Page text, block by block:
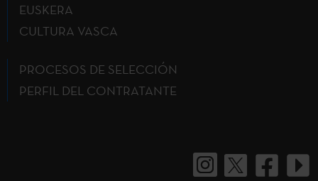
EUSKERA
CULTURA VASCA
PROCESOS DE SELECCIÓN
PERFIL DEL CONTRATANTE